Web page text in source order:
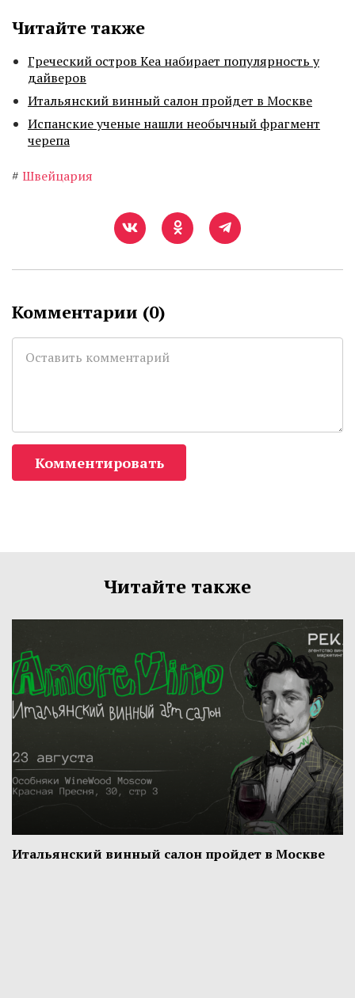
Читайте также
Греческий остров Кеа набирает популярность у
дайверов
Итальянский винный салон пройдет в Москве
Испанские ученые нашли необычный фрагмент
черепа
# Швейцария
Комментарии (0)
Комментировать
Читайте также
Итальянский винный салон пройдет в Москве